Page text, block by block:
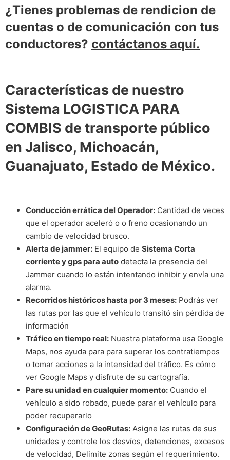
¿Tienes problemas de rendicion de
cuentas o de comunicación con tus
conductores? contáctanos aquí.
Características de nuestro
Sistema LOGISTICA PARA
COMBIS de transporte público
en Jalisco, Michoacán,
Guanajuato, Estado de México.
Conducción errática del Operador: Cantidad de veces
que el operador aceleró o o freno ocasionando un
cambio de velocidad brusco.
Alerta de jammer: El equipo de Sistema Corta
corriente y gps para auto detecta la presencia del
Jammer cuando lo están intentando inhibir y envía una
alarma.
Recorridos históricos hasta por 3 meses: Podrás ver
las rutas por las que el vehículo transitó sin pérdida de
información
Tráfico en tiempo real: Nuestra plataforma usa Google
Maps, nos ayuda para para superar los contratiempos
o tomar acciones a la intensidad del tráfico. Es cómo
ver Google Maps y disfrute de su cartografía.
Pare su unidad en cualquier momento: Cuando el
vehículo a sido robado, puede parar el vehículo para
poder recuperarlo
Configuración de GeoRutas: Asigne las rutas de sus
unidades y controle los desvíos, detenciones, excesos
de velocidad, Delimite zonas según el requerimiento.